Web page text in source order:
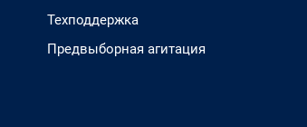
Техподдержка
Предвыборная агитация